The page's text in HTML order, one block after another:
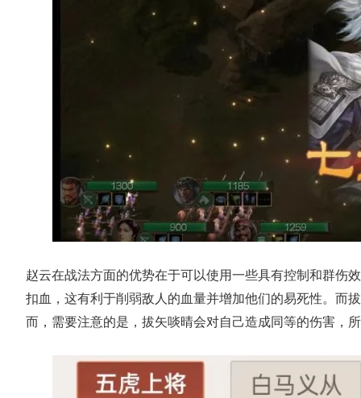
赵云在战法方面的优势在于可以使用一些具有控制和群伤
扣血，这有利于削弱敌人的血量并增加他们的易死性。而
而，需要注意的是，拔矢啖晴会对自己造成同等的伤害，